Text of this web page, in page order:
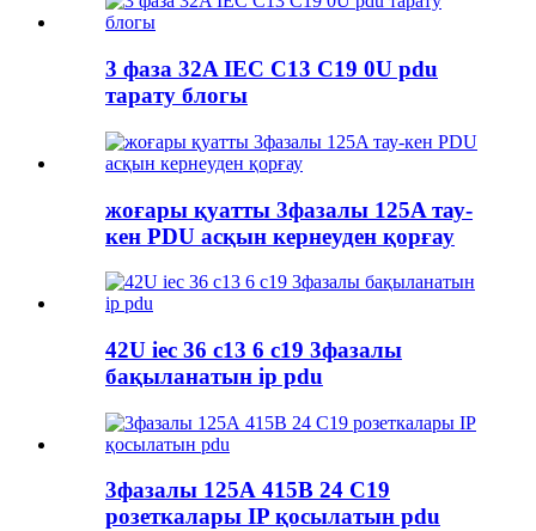
3 фаза 32A IEC C13 C19 0U pdu
тарату блогы
жоғары қуатты 3фазалы 125A тау-
кен PDU асқын кернеуден қорғау
42U iec 36 c13 6 c19 3фазалы
бақыланатын ip pdu
3фазалы 125А 415В 24 C19
розеткалары IP қосылатын pdu